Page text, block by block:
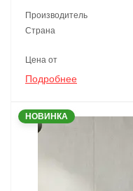
Производитель
Страна
Цена от
Подробнее
НОВИНКА